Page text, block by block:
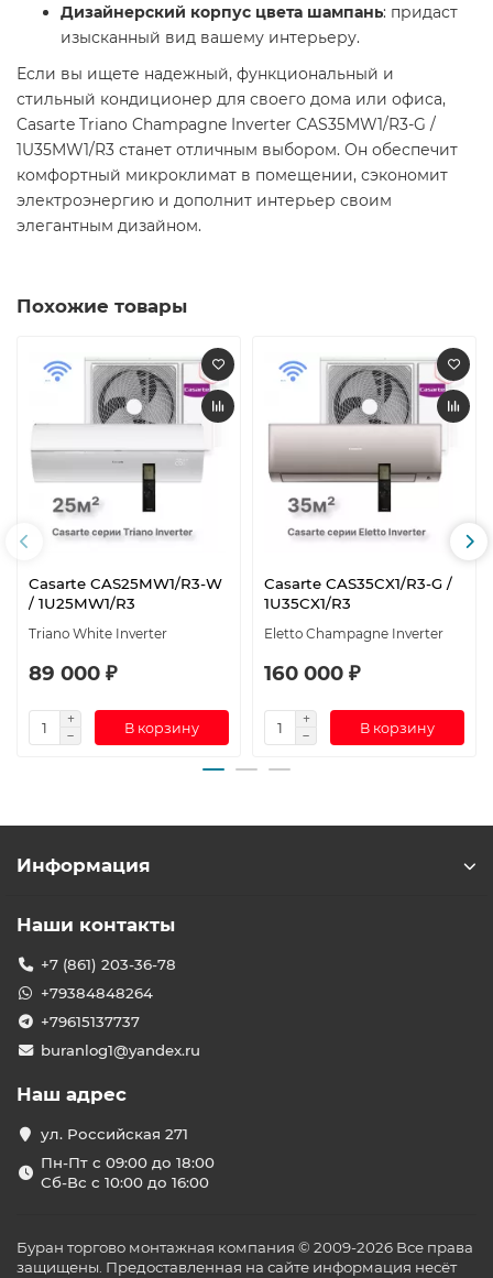
Дизайнерский корпус цвета шампань: придаст
изысканный вид вашему интерьеру.
Если вы ищете надежный, функциональный и
стильный кондиционер для своего дома или офиса,
Casarte Triano Champagne Inverter CAS35MW1/R3-G /
1U35MW1/R3 станет отличным выбором. Он обеспечит
комфортный микроклимат в помещении, сэкономит
электроэнергию и дополнит интерьер своим
элегантным дизайном.
Похожие товары
Casarte CAS25MW1/R3-W
/ 1U25MW1/R3
Triano White Inverter
89 000 ₽
В корзину
Casarte CAS35CX1/R3-G /
1U35CX1/R3
Eletto Champagne Inverter
160 000 ₽
В корзину
Информация
Наши контакты
+7 (861) 203-36-78
+79384848264
+79615137737
buranlog1@yandex.ru
Наш адрес
ул. Российская 271
Пн-Пт с 09:00 до 18:00
Сб-Вс с 10:00 до 16:00
Буран торгово монтажная компания © 2009-2026 Все права
защищены. Предоставленная на сайте информация несёт